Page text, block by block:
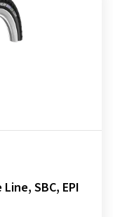
SBC, EPI